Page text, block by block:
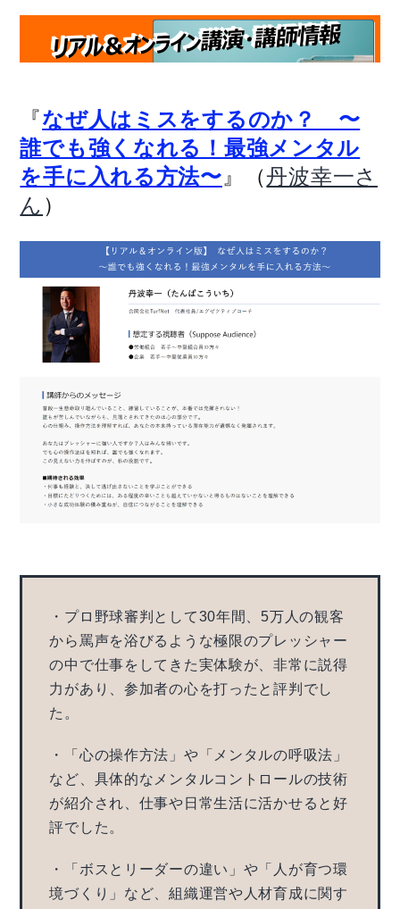
『なぜ人はミスをするのか？ 〜
誰でも強くなれる！最強メンタル
を手に入れる方法〜 』（丹波幸一さ
ん ）
・プロ野球審判として30年間、5万人の観客
から罵声を浴びるような極限のプレッシャー
の中で仕事をしてきた実体験が、非常に説得
力があり、参加者の心を打ったと評判でし
た。
・「心の操作方法」や「メンタルの呼吸法」
など、具体的なメンタルコントロールの技術
が紹介され、仕事や日常生活に活かせると好
評でした。
・「ボスとリーダーの違い」や「人が育つ環
境づくり」など、組織運営や人材育成に関す